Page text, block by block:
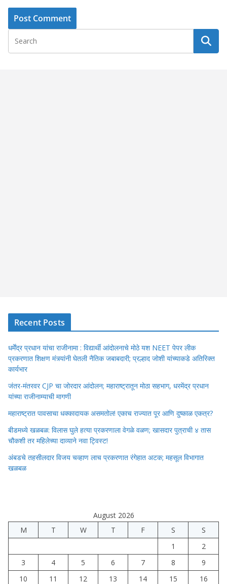
Recent Posts
धर्मेंद्र प्रधान यांचा राजीनामा : विद्यार्थी आंदोलनाचे मोठे यश NEET पेपर लीक
प्रकरणात शिक्षण मंत्र्यांनी घेतली नैतिक जबाबदारी; प्रल्हाद जोशी यांच्याकडे अतिरिक्त
कार्यभार
जंतर-मंतरवर CJP चा जोरदार आंदोलन; महाराष्ट्रातून मोठा सहभाग, धरमेंद्र प्रधान
यांच्या राजीनाम्याची मागणी
महाराष्ट्रात पावसाचा धक्कादायक असमतोल! एकाच राज्यात पूर आणि दुष्काळ एकत्र?
बीडमध्ये खळबळ: विलास घुले हत्या प्रकरणाला वेगळे वळण; खासदार पुत्राची ४ तास
चौकशी तर महिलेच्या दाव्याने नवा ट्विस्ट!
अंबडचे तहसीलदार विजय चव्हाण लाच प्रकरणात रंगेहात अटक; महसूल विभागात
खळबळ
August 2026
M
T W T F S
S
1
2
3
4 5 6 7 8
9
10
11 12 13 14 15
16